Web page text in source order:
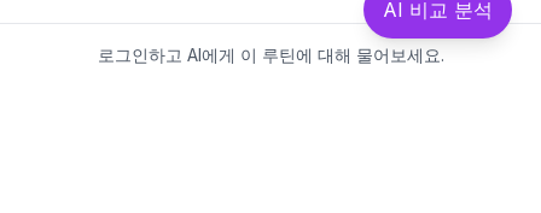
로그인하고 AI에게 이 루틴에 대해 물어보세요.
AI 비교 분석